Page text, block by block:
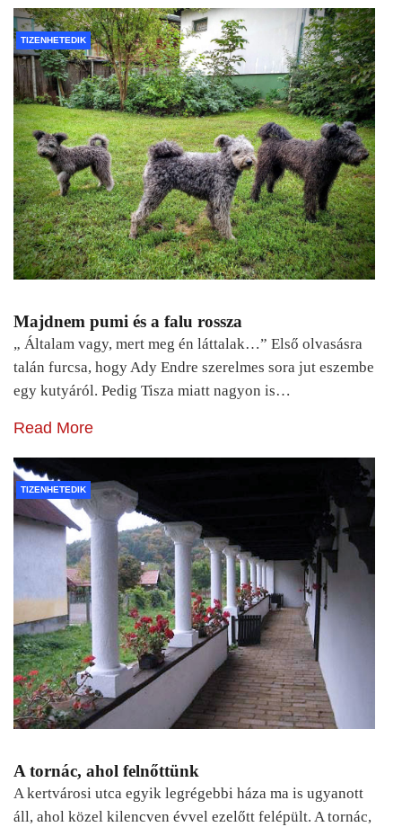
TIZENHETEDIK
Majdnem pumi és a falu rossza
„ Általam vagy, mert meg én láttalak…” Első olvasásra
talán furcsa, hogy Ady Endre szerelmes sora jut eszembe
egy kutyáról. Pedig Tisza miatt nagyon is…
Read More
TIZENHETEDIK
A tornác, ahol felnőttünk
A kertvárosi utca egyik legrégebbi háza ma is ugyanott
áll, ahol közel kilencven évvel ezelőtt felépült. A tornác,